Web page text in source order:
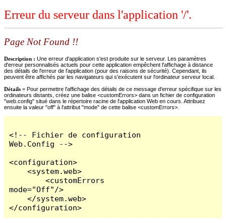
Erreur du serveur dans l'application '/'.
Page Not Found !!
Description : Une erreur d'application s'est produite sur le serveur. Les paramètres
d'erreur personnalisés actuels pour cette application empêchent l'affichage à distance
des détails de l'erreur de l'application (pour des raisons de sécurité). Cependant, ils
peuvent être affichés par les navigateurs qui s'exécutent sur l'ordinateur serveur local.
Détails = Pour permettre l'affichage des détails de ce message d'erreur spécifique sur les
ordinateurs distants, créez une balise <customErrors> dans un fichier de configuration
"web.config" situé dans le répertoire racine de l'application Web en cours. Attribuez
ensuite la valeur "off" à l'attribut "mode" de cette balise <customErrors>.
<!-- Fichier de configuration
Web.Config -->
<configuration>
    <system.web>
        <customErrors
mode="Off"/>
    </system.web>
</configuration>